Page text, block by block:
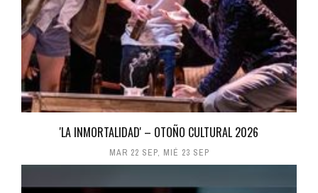
'LA INMORTALIDAD' – OTOÑO CULTURAL 2026
MAR 22 SEP, MIÉ 23 SEP